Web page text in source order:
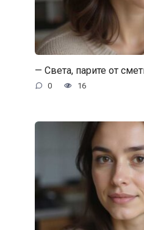
— Света, парите от
0 16